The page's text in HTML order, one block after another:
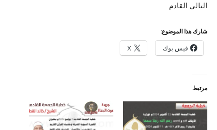
التالي القادم
شارك هذا الموضوع:
فيس بوك X
مرتبط